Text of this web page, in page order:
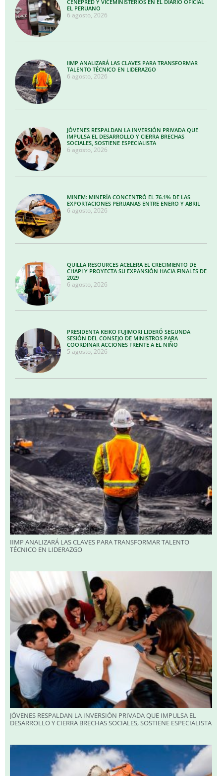
CENEPRED Y VICEMINISTERIOS EN EL DIARIO OFICIAL
EL PERUANO
6 agosto, 2026
IIMP ANALIZARÁ LAS CLAVES PARA TRANSFORMAR
TALENTO TÉCNICO EN LIDERAZGO
6 agosto, 2026
JÓVENES RESPALDAN LA INVERSIÓN PRIVADA QUE
IMPULSA EL DESARROLLO Y CIERRA BRECHAS
SOCIALES, SOSTIENE ESPECIALISTA
6 agosto, 2026
MINEM: MINERÍA CONCENTRÓ EL 76.1% DE LAS
EXPORTACIONES PERUANAS ENTRE ENERO Y ABRIL
6 agosto, 2026
QUILLA RESOURCES ACELERA EL CRECIMIENTO DE
CHAPI Y PROYECTA SU EXPANSIÓN HACIA FINALES DE
2029
6 agosto, 2026
PRESIDENTA KEIKO FUJIMORI LIDERÓ SEGUNDA
SESIÓN DEL CONSEJO DE MINISTROS PARA
COORDINAR ACCIONES FRENTE A EL NIÑO
5 agosto, 2026
IIMP ANALIZARÁ LAS CLAVES PARA TRANSFORMAR TALENTO
TÉCNICO EN LIDERAZGO
JÓVENES RESPALDAN LA INVERSIÓN PRIVADA QUE IMPULSA EL
DESARROLLO Y CIERRA BRECHAS SOCIALES, SOSTIENE ESPECIALISTA